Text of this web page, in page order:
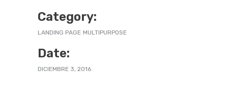
Category:
LANDING PAGE MULTIPURPOSE
Date:
DICIEMBRE 3, 2016